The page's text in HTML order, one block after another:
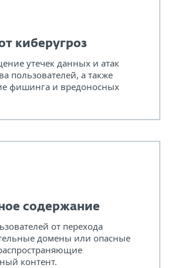
киберугроз
утечек данных и атак
пользователей, а также
фишинга и вредоносных
содержание
от перехода
домены или опасные
контент.